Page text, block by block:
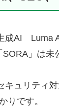
成AI Luma
」は未
リティ対
りです。